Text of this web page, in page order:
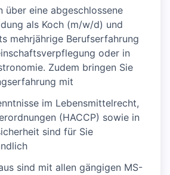
über eine abgeschlossene
als Koch (m/w/d) und
mehrjährige Berufserfahrung
oder in
Zudem bringen Sie
mit
im Lebensmittelrecht,
(HACCP) sowie in
sind für Sie
sind mit allen gängigen MS-